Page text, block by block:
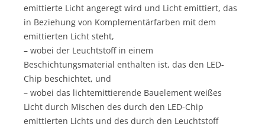
emittierte Licht angeregt wird und Licht emittiert, das
in Beziehung von Komplementärfarben mit dem
emittierten Licht steht,
– wobei der Leuchtstoff in einem
Beschichtungsmaterial enthalten ist, das den LED-
Chip beschichtet, und
– wobei das lichtemittierende Bauelement weißes
Licht durch Mischen des durch den LED-Chip
emittierten Lichts und des durch den Leuchtstoff